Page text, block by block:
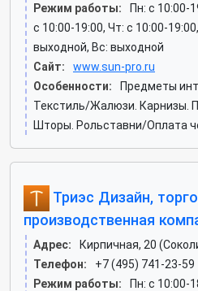
Режим работы:
Пн: c 10:00-
c 10:00-19:00, Чт: c 10:00-
выходной, Вс: выходной
Сайт:
www.sun-pro.ru
Особенности:
Предметы
Текстиль/Жалюзи. Карнизы.
Шторы. Рольставни/Оплата
Триэс Дизайн,
производственная
Адрес:
Кирпичная, 20
Телефон:
+7 (495) 741-23-59
Режим работы:
Пн: c 10:00-